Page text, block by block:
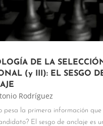
DE LA
(y III): EL SESGO
Rodríguez
pesa la primera información que
El sesgo de anclaje es